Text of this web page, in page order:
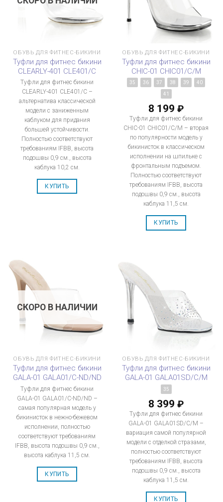
ОБУВЬ ДЛЯ ФИТНЕС-БИКИНИ
Туфли для фитнес бикини
CLEARLY-401 CLE401/C
Туфли для фитнес бикини
CLEARLY-401 CLE401/C –
альтернатива классической
модели с заниженным
каблуком для придания
большей устойчивости.
Полностью соответствуют
требованиям IFBB, высота
подошвы 0,9 см., высота
каблука 10,2 см.
КУПИТЬ
ОБУВЬ ДЛЯ ФИТНЕС-БИКИНИ
Туфли для фитнес бикини
CHIC-01 CHIC01/C/M
35 36 37 38 39 40
41
8 199 ₽
Туфли для фитнес бикини
CHIC-01 CHIC01/C/M – вторая
по популярности модель у
бикинисток в классическом
исполнении на шпильке с
фронтальным подъемом.
Полностью соответствуют
требованиям IFBB, высота
подошвы 0,9 см., высота
каблука 11,5 см.
КУПИТЬ
СКОРО В НАЛИЧИИ
ОБУВЬ ДЛЯ ФИТНЕС-БИКИНИ
Туфли для фитнес бикини
GALA-01 GALA01/C-ND/ND
Туфли для фитнес бикини
GALA-01 GALA01/C-ND/ND –
самая популярная модель у
бикинисток в нежно-бежевом
исполнении, полностью
соответствуют требованиям
IFBB, высота подошвы 0,9 см.,
высота каблука 11,5 см.
КУПИТЬ
ОБУВЬ ДЛЯ ФИТНЕС-БИКИНИ
Туфли для фитнес бикини
GALA-01 GALA01SD/C/M
35
8 399 ₽
Туфли для фитнес бикини
GALA-01 GALA01SD/C/M –
вариация самой популярной
модели с отделкой стразами,
полностью соответствуют
требованиям IFBB, высота
подошвы 0,9 см., высота
каблука 11,5 см.
КУПИТЬ